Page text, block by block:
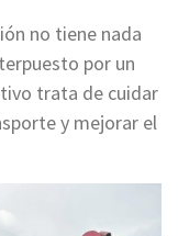
no tiene nada
por un
trata de cuidar
y mejorar el